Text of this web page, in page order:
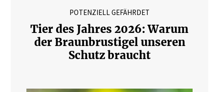
POTENZIELL GEFÄHRDET
Tier des Jahres 2026: Warum
der Braunbrustigel unseren
Schutz braucht